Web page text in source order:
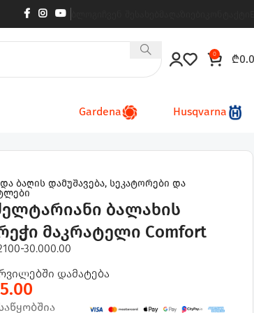
0 ₾
Gardena Husqvarna
ბაღის დამუშავება, სეკატორები და
ბალახის
მაკრატელი Comfort
30.000.00
დამატება